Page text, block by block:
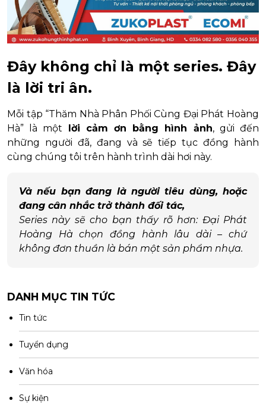
Đây không chỉ là một series. Đây
là lời tri ân.
Mỗi tập “Thăm Nhà Phân Phối Cùng Đại Phát Hoàng
Hà” là một lời cảm ơn bằng hình ảnh, gửi đến
những người đã, đang và sẽ tiếp tục đồng hành
cùng chúng tôi trên hành trình dài hơi này.
Và nếu bạn đang là người tiêu dùng, hoặc
đang cân nhắc trở thành đối tác,
Series này sẽ cho bạn thấy rõ hơn: Đại Phát
Hoàng Hà chọn đồng hành lâu dài – chứ
không đơn thuần là bán một sản phẩm nhựa.
DANH MỤC TIN TỨC
Tin tức
Tuyển dụng
Văn hóa
Sự kiện